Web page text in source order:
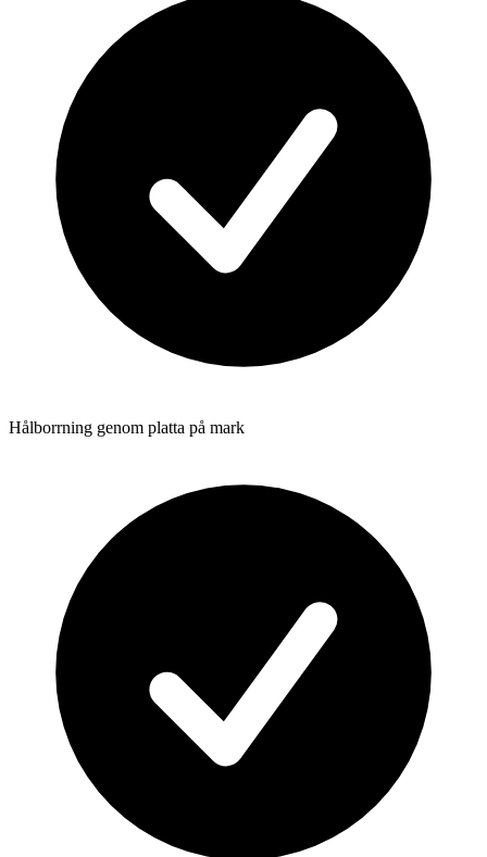
Hålborrning genom platta på mark